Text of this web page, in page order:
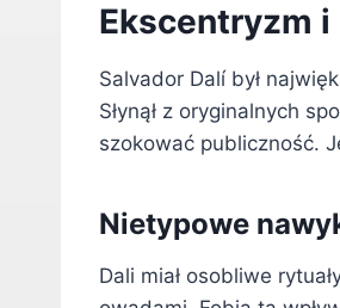
Ekscentryzm
Salvador Dalí był
Słynął z oryginalnych
szokować publiczność.
Nietypowe
Dali miał osobliwe